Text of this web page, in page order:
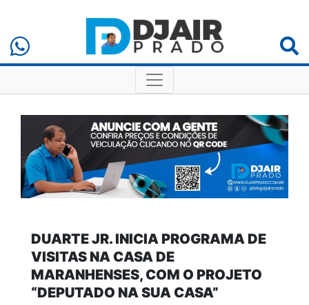
DUARTE JR. INICIA PROGRAMA DE
VISITAS NA CASA DE
MARANHENSES, COM O PROJETO
“DEPUTADO NA SUA CASA”